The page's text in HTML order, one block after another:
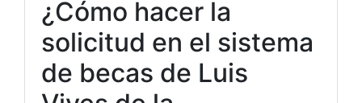
¿Cómo hacer la
solicitud en el sistema
de becas de Luis